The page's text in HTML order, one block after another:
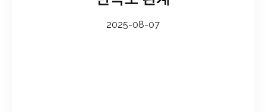
2025-08-07